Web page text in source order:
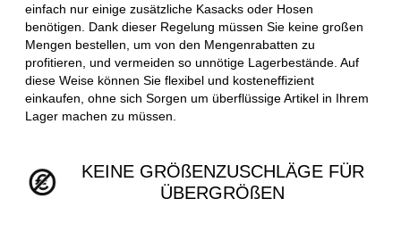
einfach nur einige zusätzliche Kasacks oder Hosen
benötigen. Dank dieser Regelung müssen Sie keine großen
Mengen bestellen, um von den Mengenrabatten zu
profitieren, und vermeiden so unnötige Lagerbestände. Auf
diese Weise können Sie flexibel und kosteneffizient
einkaufen, ohne sich Sorgen um überflüssige Artikel in Ihrem
Lager machen zu müssen.
KEINE GRÖßENZUSCHLÄGE FÜR
ÜBERGRÖßEN